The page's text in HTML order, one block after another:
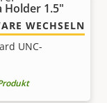
Holder 1.5"
UNC-
WECHSELN